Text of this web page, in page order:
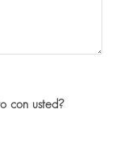
con usted?